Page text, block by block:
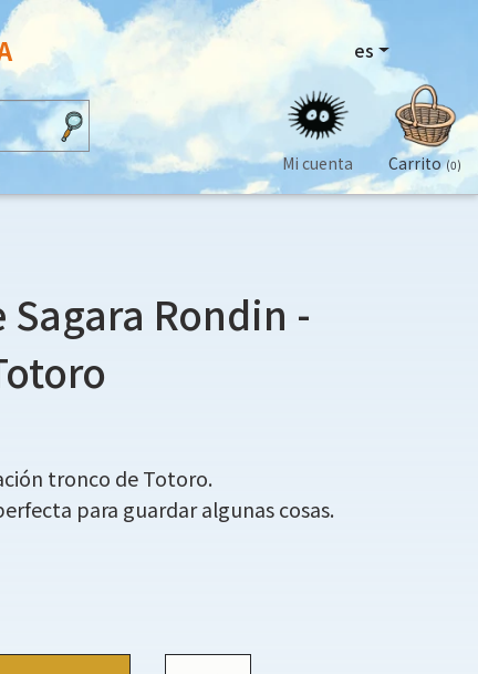
es
Mi cuenta Carrito (0)
Rondin -
tronco de Totoro.
para guardar algunas cosas.